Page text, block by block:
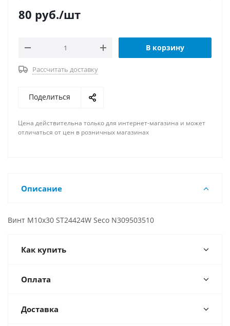
80 руб./шт
В корзину
Рассчитать доставку
Поделиться
Цена действительна только для интернет-магазина и может
отличаться от цен в розничных магазинах
Описание
Винт М10х30 ST24424W Seco N309503510
Как купить
Оплата
Доставка